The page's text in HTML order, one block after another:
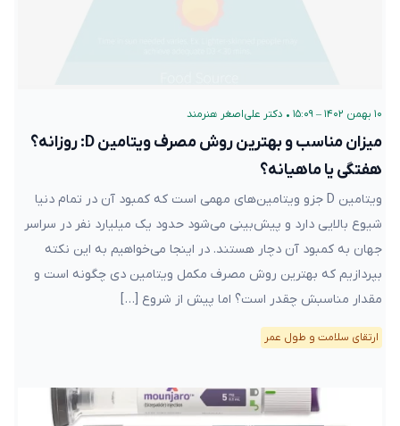
۱۰ بهمن ۱۴۰۲ – ۱۵:۰۹ • دکتر علی‌اصغر هنرمند
میزان مناسب و بهترین روش مصرف ویتامین D: روزانه؟
هفتگی یا ماهیانه؟
ویتامین D جزو ویتامین‌های مهمی است که کمبود آن در تمام دنیا
شیوع بالایی دارد و پیش‌بینی می‌شود حدود یک میلیارد نفر در سراسر
جهان به کمبود آن دچار هستند. در اینجا می‌خواهیم به این نکته
بپردازیم که بهترین روش مصرف مکمل ویتامین دی چگونه است و
مقدار مناسبش چقدر است؟ اما پیش از شروع […]
ارتقای سلامت و طول عمر